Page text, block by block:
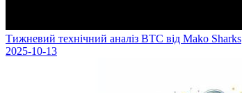
Тижневий технічний аналіз BTC від Mako Sharks
2025-10-13